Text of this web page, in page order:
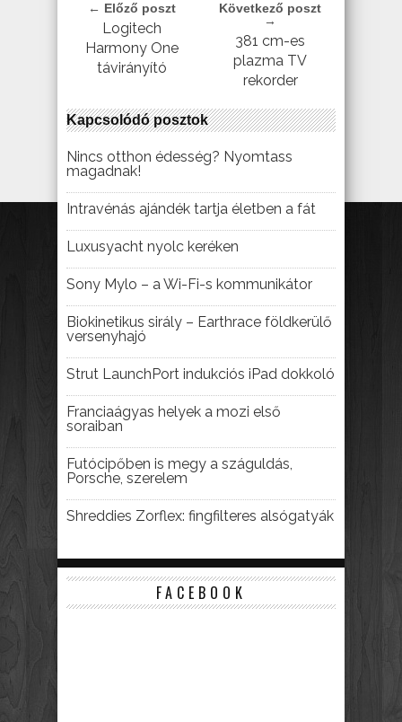
← Előző poszt
Logitech
Harmony One
távirányító
Következő poszt
→
381 cm-es
plazma TV
rekorder
Kapcsolódó posztok
Nincs otthon édesség? Nyomtass
magadnak!
Intravénás ajándék tartja életben a fát
Luxusyacht nyolc keréken
Sony Mylo – a Wi-Fi-s kommunikátor
Biokinetikus sirály – Earthrace földkerülő
versenyhajó
Strut LaunchPort indukciós iPad dokkoló
Franciaágyas helyek a mozi első
soraiban
Futócipőben is megy a száguldás,
Porsche, szerelem
Shreddies Zorflex: fingfilteres alsógatyák
FACEBOOK